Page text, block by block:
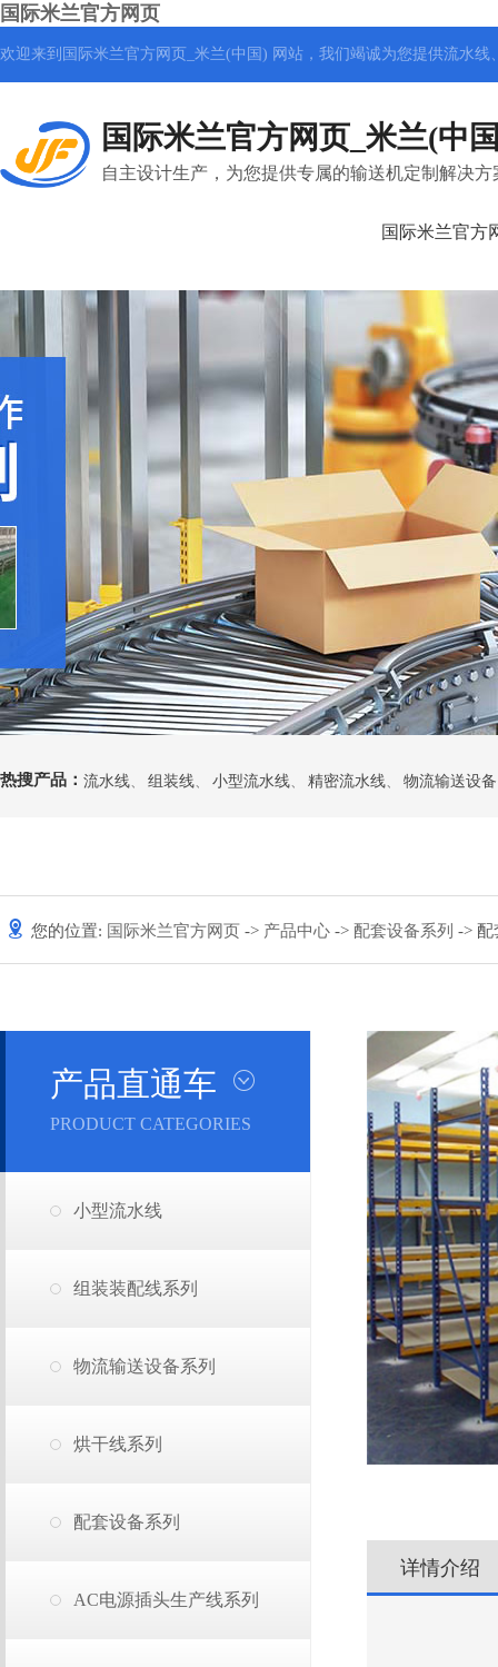
国际米兰官方网页
欢迎来到国际米兰官方网页_米兰(中国) 网站，我们竭诚为您提供流水线
国际米兰官方网页_米兰(中
自主设计生产，为您提供专属的输送机定制解决方
国际米兰官方
热搜产品： 流水线、 组装线、 小型流水线、 精密流水线、 物流输送设备
您的位置: 国际米兰官方网页 -> 产品中心 -> 配套设备系列 -> 配
产品直通车
PRODUCT CATEGORIES
小型流水线
组装装配线系列
物流输送设备系列
烘干线系列
配套设备系列
AC电源插头生产线系列
详情介绍